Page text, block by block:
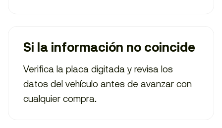
Si la información no coincide
Verifica la placa digitada y revisa los
datos del vehículo antes de avanzar con
cualquier compra.